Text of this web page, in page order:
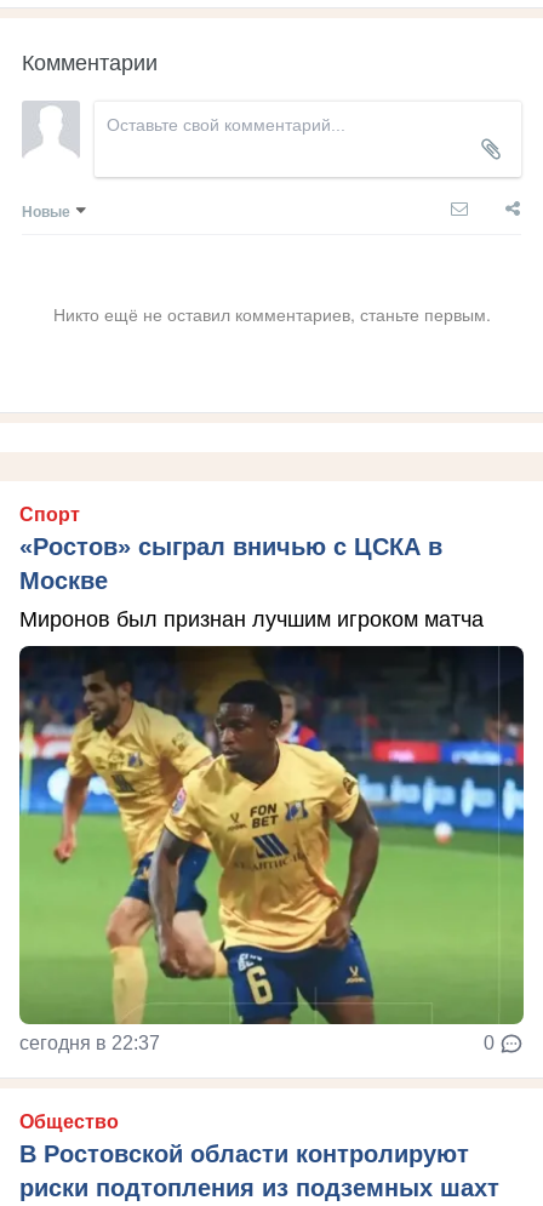
Комментарии
Новые
Никто ещё не оставил комментариев, станьте первым.
Спорт
«Ростов» сыграл вничью с ЦСКА в
Москве
Миронов был признан лучшим игроком матча
сегодня в 22:37 0
Общество
В Ростовской области контролируют
риски подтопления из подземных шахт